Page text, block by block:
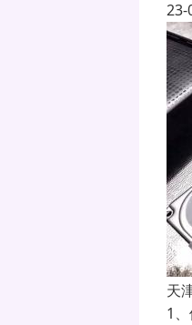
23-
天
1